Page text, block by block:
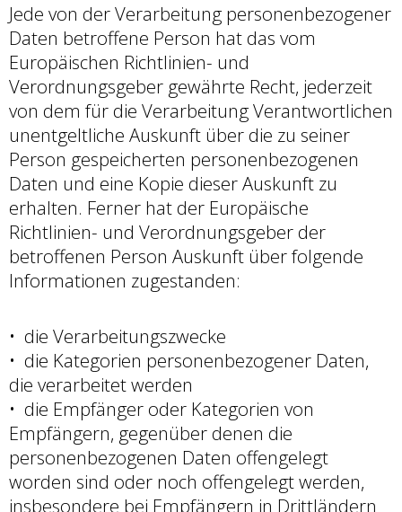
Jede von der Verarbeitung personenbezogener
Daten betroffene Person hat das vom
Europäischen Richtlinien- und
Verordnungsgeber gewährte Recht, jederzeit
von dem für die Verarbeitung Verantwortlichen
unentgeltliche Auskunft über die zu seiner
Person gespeicherten personenbezogenen
Daten und eine Kopie dieser Auskunft zu
erhalten. Ferner hat der Europäische
Richtlinien- und Verordnungsgeber der
betroffenen Person Auskunft über folgende
Informationen zugestanden:
die Verarbeitungszwecke
die Kategorien personenbezogener Daten,
die verarbeitet werden
die Empfänger oder Kategorien von
Empfängern, gegenüber denen die
personenbezogenen Daten offengelegt
worden sind oder noch offengelegt werden,
insbesondere bei Empfängern in Drittländern